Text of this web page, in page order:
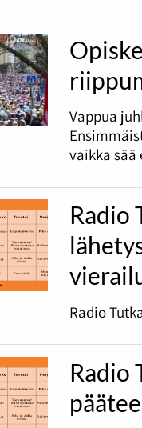
Vappua
vaikka sää
Radio
Radio
Radio